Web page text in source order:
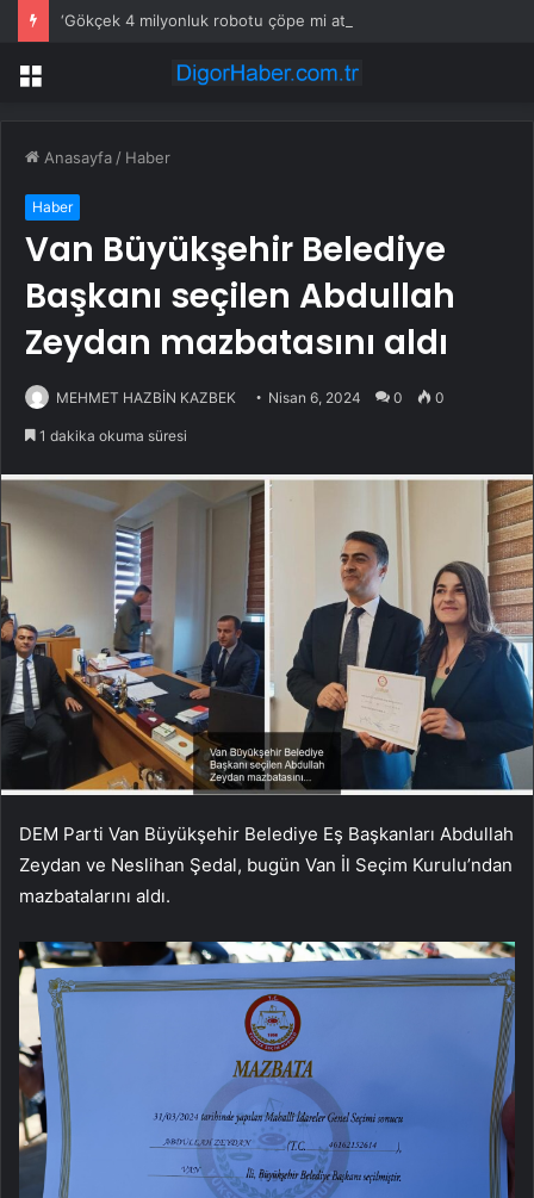
‘Gökçek 4 milyonluk robotu çöpe mi attı, eve mi götürdü?
Menü
Anasayfa / Haber
Haber
Van Büyükşehir Belediye
Başkanı seçilen Abdullah
Zeydan mazbatasını aldı
MEHMET HAZBİN KAZBEK Nisan 6, 2024 0 0
1 dakika okuma süresi
DEM Parti Van Büyükşehir Belediye Eş Başkanları Abdullah
Zeydan ve Neslihan Şedal, bugün Van İl Seçim Kurulu’ndan
mazbatalarını aldı.